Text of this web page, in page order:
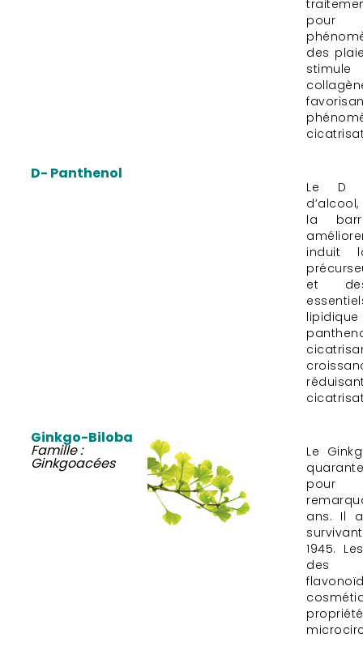
pour
des
D- Panthenol
Le D
la
induit
et des
Ginkgo-Biloba
Famille :
Ginkgoacées
Le
pour
ans. Il
1945.
des